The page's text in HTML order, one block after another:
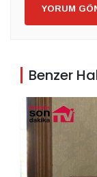
YORUM
Benzer